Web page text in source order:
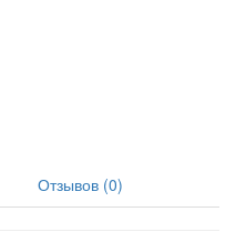
Отзывов (0)